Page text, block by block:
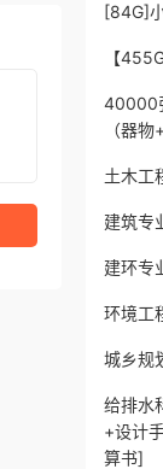
[84G]
【
40000
（器
土木工
建筑专
建环专
环境工
城乡规
给排水
+设计
算书]